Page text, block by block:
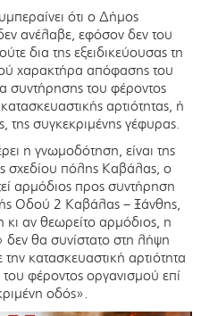
ότι ο Δήμος
ανέλαβε, εφόσον δεν του
δια της εξειδικεύουσας τη
χαρακτήρα απόφασης του
συντήρησης του φέροντος
αρτιότητας, ή
της συγκεκριμένης γέφυρας.
η γνωμοδότηση, είναι της
σχεδίου πόλης Καβάλας, ο
αρμόδιος προς συντήρηση
Οδού 2 Καβάλας – Ξάνθης,
αν θεωρείτο αρμόδιος, η
θα συνίστατο στη λήψη
κατασκευαστική αρτιότητα
του φέροντος οργανισμού επί
οδός».